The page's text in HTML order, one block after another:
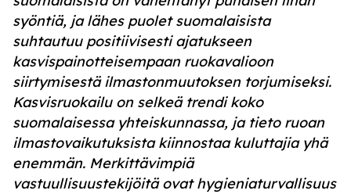
syöntiä, ja lähes puolet suomalaisista
suhtautuu positiivisesti ajatukseen
kasvispainotteisempaan ruokavalioon
siirtymisestä ilmastonmuutoksen torjumiseksi.
Kasvisruokailu on selkeä trendi koko
suomalaisessa yhteiskunnassa, ja tieto ruoan
ilmastovaikutuksista kiinnostaa kuluttajia yhä
enemmän. Merkittävimpiä
vastuullisuustekijöitä ovat hygieniaturvallisuus